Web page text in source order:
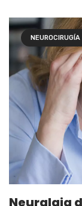
NEUROCIRUGÍA
Neuralgia